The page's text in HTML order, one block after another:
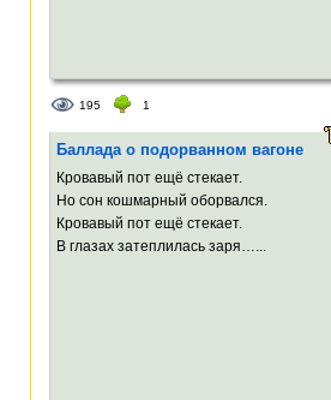
195 1
Баллада о подорванном вагоне
Кровавый пот ещё стекает.
Но сон кошмарный оборвался.
Кровавый пот ещё стекает.
В глазах затеплилась заря…...